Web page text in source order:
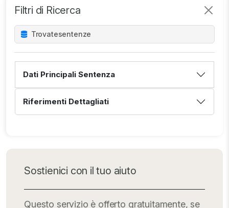
Filtri di Ricerca
Trovatesentenze
Dati Principali Sentenza
Riferimenti Dettagliati
Sostienici con il tuo aiuto
Questo servizio è offerto gratuitamente, se